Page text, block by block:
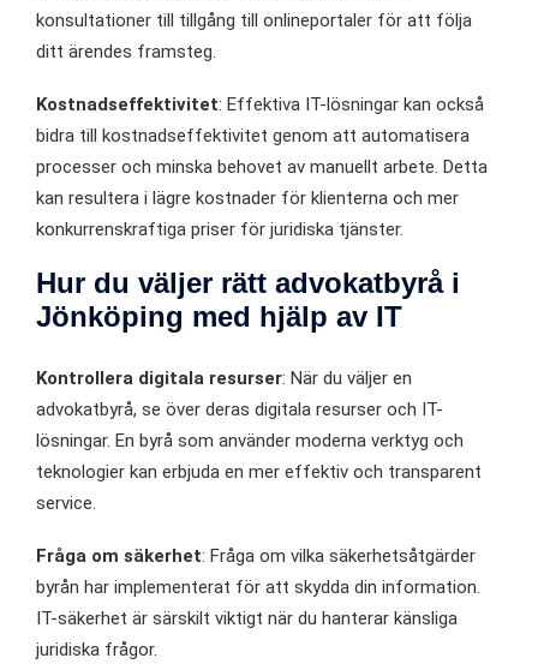
konsultationer till tillgång till onlineportaler för att följa
ditt ärendes framsteg.
Kostnadseffektivitet: Effektiva IT-lösningar kan också
bidra till kostnadseffektivitet genom att automatisera
processer och minska behovet av manuellt arbete. Detta
kan resultera i lägre kostnader för klienterna och mer
konkurrenskraftiga priser för juridiska tjänster.
Hur du väljer rätt advokatbyrå i
Jönköping med hjälp av IT
Kontrollera digitala resurser: När du väljer en
advokatbyrå, se över deras digitala resurser och IT-
lösningar. En byrå som använder moderna verktyg och
teknologier kan erbjuda en mer effektiv och transparent
service.
Fråga om säkerhet: Fråga om vilka säkerhetsåtgärder
byrån har implementerat för att skydda din information.
IT-säkerhet är särskilt viktigt när du hanterar känsliga
juridiska frågor.